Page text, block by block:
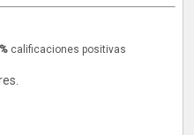
calificaciones positivas